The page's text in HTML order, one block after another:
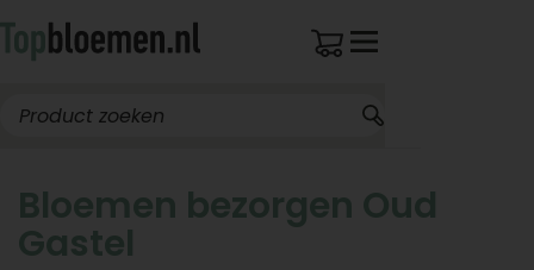
Bloemen bezorgen Oud
Gastel